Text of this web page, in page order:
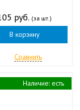
руб. (за шт.)
В корзину
Сравнить
Наличие: есть